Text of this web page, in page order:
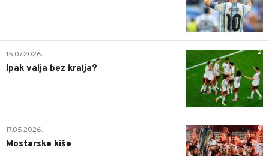
2
15.07.2026.
Ipak valja bez kralja?
0
17.05.2026.
Mostarske kiše